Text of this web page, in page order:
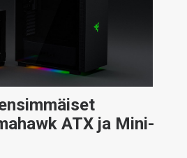
ATX ja Mini-